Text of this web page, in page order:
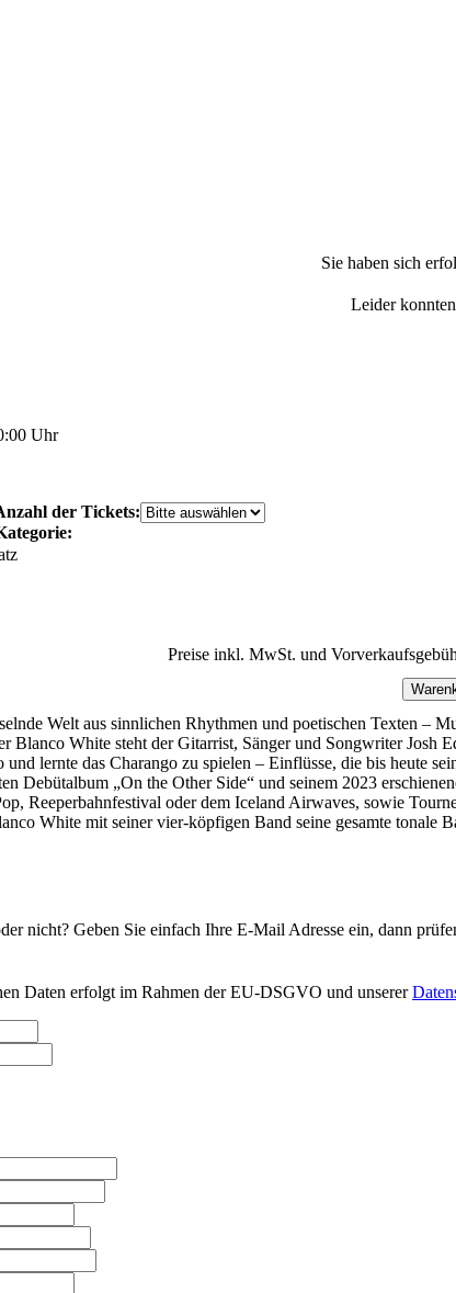
Sie haben sich
Leider
Uhr
der Tickets:
Preise inkl. MwSt. und
Welt aus sinnlichen Rhythmen und poetischen Texten
Blanco White steht der Gitarrist, Sänger und Songwriter Josh
und lernte das Charango zu spielen – Einflüsse, die bis heute
Debütalbum „On the Other Side“ und seinem 2023
Reeperbahnfestival oder dem Iceland Airwaves, sowie
White mit seiner vier-köpfigen Band seine gesamte tonale
nicht? Geben Sie einfach Ihre E-Mail Adresse ein, dann
Daten erfolgt im Rahmen der EU-DSGVO und unserer